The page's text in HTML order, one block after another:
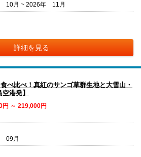
10月 ~ 2026年 11月
詳細を見る
べ比べ！真紅のサンゴ草群生地と大雪山・
港発】
円 ～ 219,000円
09月